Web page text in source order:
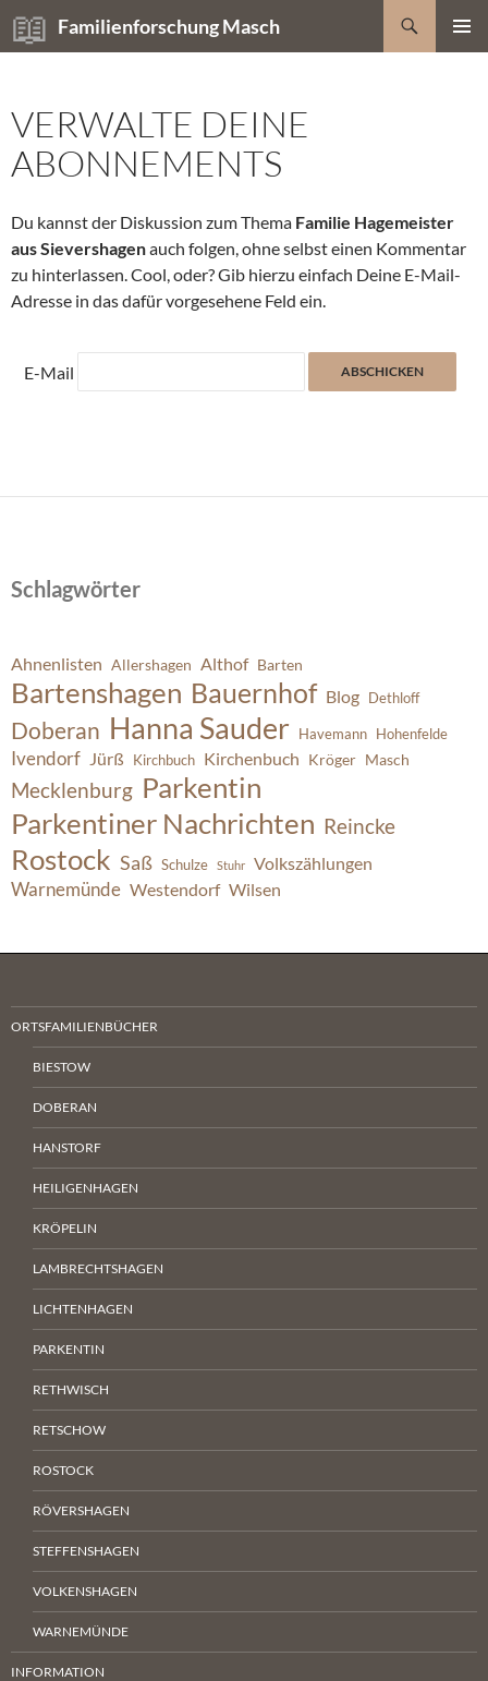
Zum
Inhalt
Familienforschung Masch
Suchen
VERWALTE DEINE
ABONNEMENTS
Du kannst der Diskussion zum Thema Familie Hagemeister
aus Sievershagenauch folgen, ohne selbst einen Kommentar
zu hinterlassen. Cool, oder? Gib hierzu einfach Deine E-Mail-
Adresse in das dafür vorgesehene Feld ein.
E-Mail
Schlagwörter
Ahnenlisten Allershagen Althof Barten
Bartenshagen Bauernhof Blog Dethloff
Doberan Hanna Sauder Havemann Hohenfelde
Ivendorf Jürß Kirchbuch Kirchenbuch Kröger Masch
Mecklenburg Parkentin
Parkentiner Nachrichten Reincke
Rostock Saß Schulze Stuhr Volkszählungen
Warnemünde Westendorf Wilsen
ORTSFAMILIENBÜCHER
BIESTOW
DOBERAN
HANSTORF
HEILIGENHAGEN
KRÖPELIN
LAMBRECHTSHAGEN
LICHTENHAGEN
PARKENTIN
RETHWISCH
RETSCHOW
ROSTOCK
RÖVERSHAGEN
STEFFENSHAGEN
VOLKENSHAGEN
WARNEMÜNDE
INFORMATION